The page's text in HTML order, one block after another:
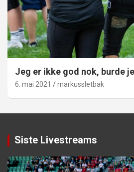
Jeg er ikke god nok, burde
6. mai 2021 markussletbak
Siste Livestreams